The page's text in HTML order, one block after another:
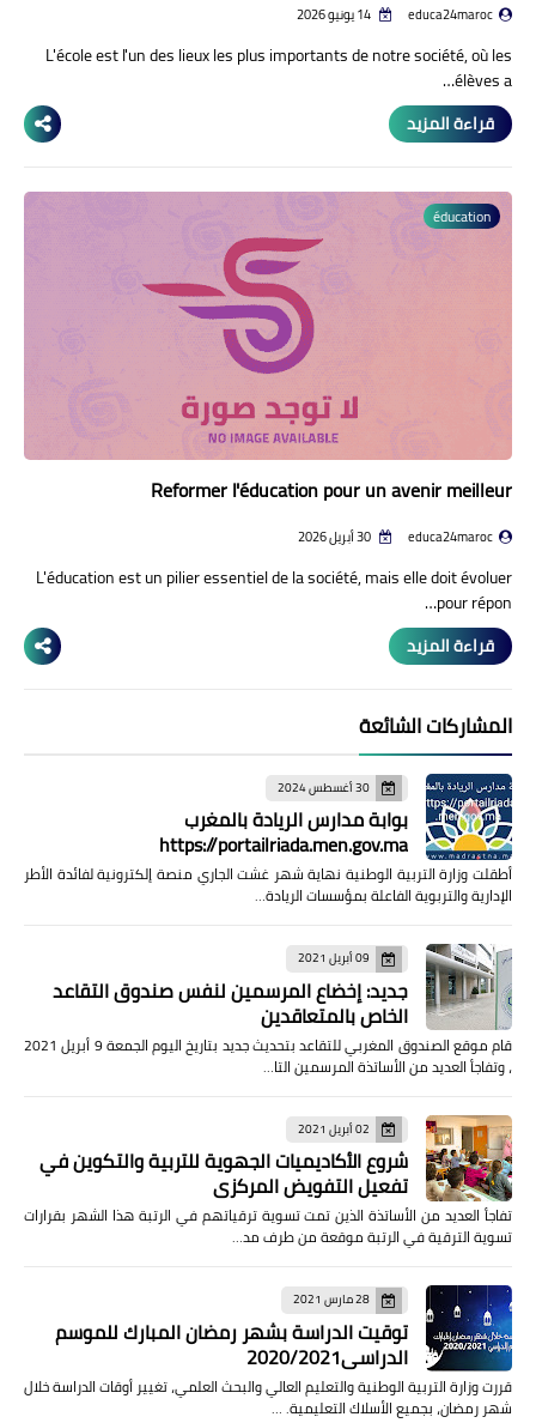
educa24maroc
L'école est l'un des lieux les plus importants de notre société, où les
élèves a…
قراءة المزيد
éducation
Reformer l'éducation pour un avenir meilleur
educa24maroc
L'éducation est un pilier essentiel de la société, mais elle doit évoluer
pour répon…
قراءة المزيد
المشاركات الشائعة
30 أغسطس 2024
بوابة مدارس الريادة بالمغرب
https://portailriada.men.gov.ma
أطقلت وزارة التربية الوطنية نهاية شهر غشت الجاري منصة إلكترونية لفائدة الأطر
الإدارية والتربوية الفاعلة بمؤسسات الريادة…
09 أبريل 2021
جديد: إخضاع المرسمين لنفس صندوق التقاعد
الخاص بالمتعاقدين
قام موقع الصندوق المغربي للتقاعد بتحديث جديد بتاريخ اليوم الجمعة 9 أبريل 2021
، وتفاجأ العديد من الأساتذة المرسمين التا…
02 أبريل 2021
شروع الأكاديميات الجهوية للتربية والتكوين في
تفعيل التفويض المركزي
تفاجأ العديد من الأساتذة الذين تمت تسوية ترقياتهم في الرتبة هذا الشهر بقرارات
تسوية الترقية في الرتبة موقعة من طرف مد…
28 مارس 2021
توقيت الدراسة بشهر رمضان المبارك للموسم
الدراسي2020/2021
قررت وزارة التربية الوطنية والتعليم العالي والبحث العلمي، تغيير أوقات الدراسة خلال
شهر رمضان، بجميع الأسلاك التعليمية. …